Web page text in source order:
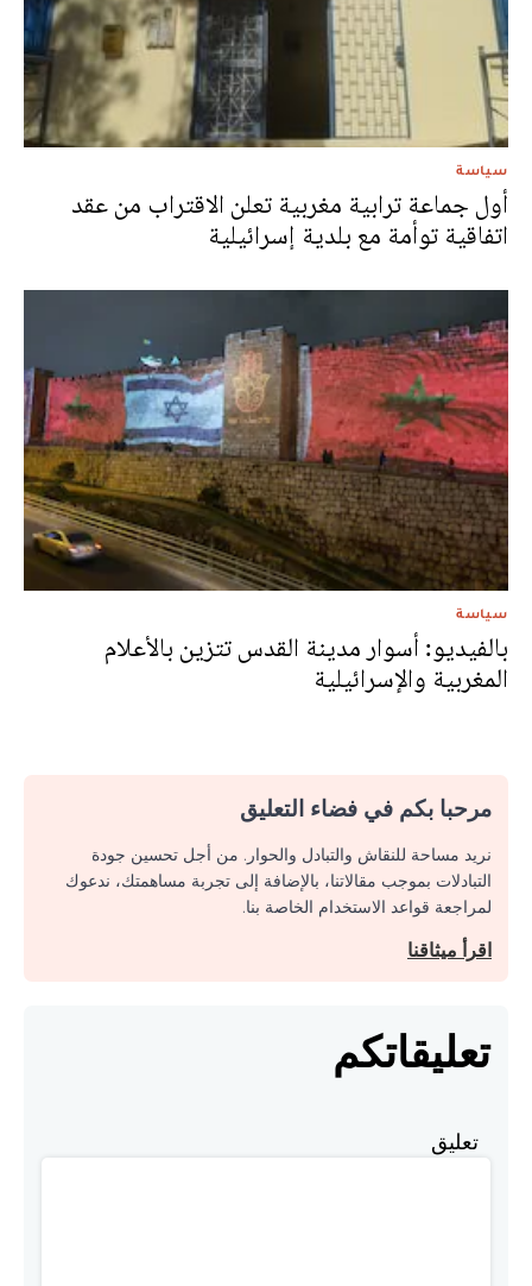
سياسة
أول جماعة ترابية مغربية تعلن الاقتراب من عقد
اتفاقية توأمة مع بلدية إسرائيلية
سياسة
بالفيديو: أسوار مدينة القدس تتزين بالأعلام
المغربية والإسرائيلية
مرحبا بكم في فضاء التعليق
نريد مساحة للنقاش والتبادل والحوار. من أجل تحسين جودة
التبادلات بموجب مقالاتنا، بالإضافة إلى تجربة مساهمتك، ندعوك
لمراجعة قواعد الاستخدام الخاصة بنا.
اقرأ ميثاقنا
تعليقاتكم
تعليق